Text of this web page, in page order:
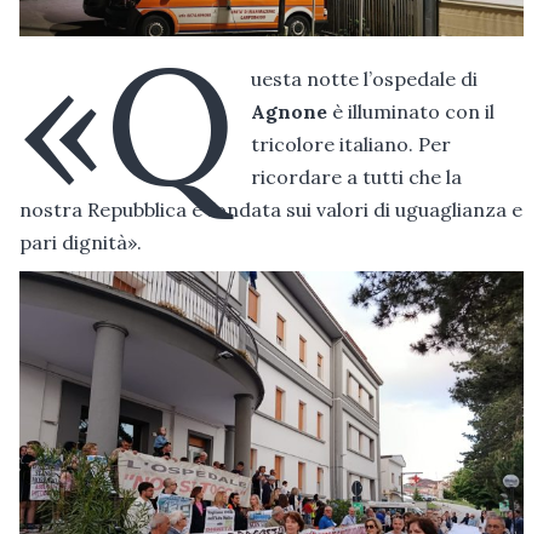
«Q
uesta notte l’ospedale di
Agnone è illuminato con il
tricolore italiano. Per
ricordare a tutti che la
nostra Repubblica è fondata sui valori di uguaglianza e
pari dignità».